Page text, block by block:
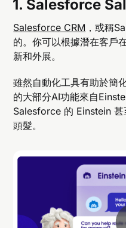
1. Salesforce
Salesforce CRM ，或稱
的。你可以根據潛在客戶
新和外展。
雖然自動化工具有助於簡
的大部分AI功能來自
Salesforce 的 Einstein 甚
頭髮。